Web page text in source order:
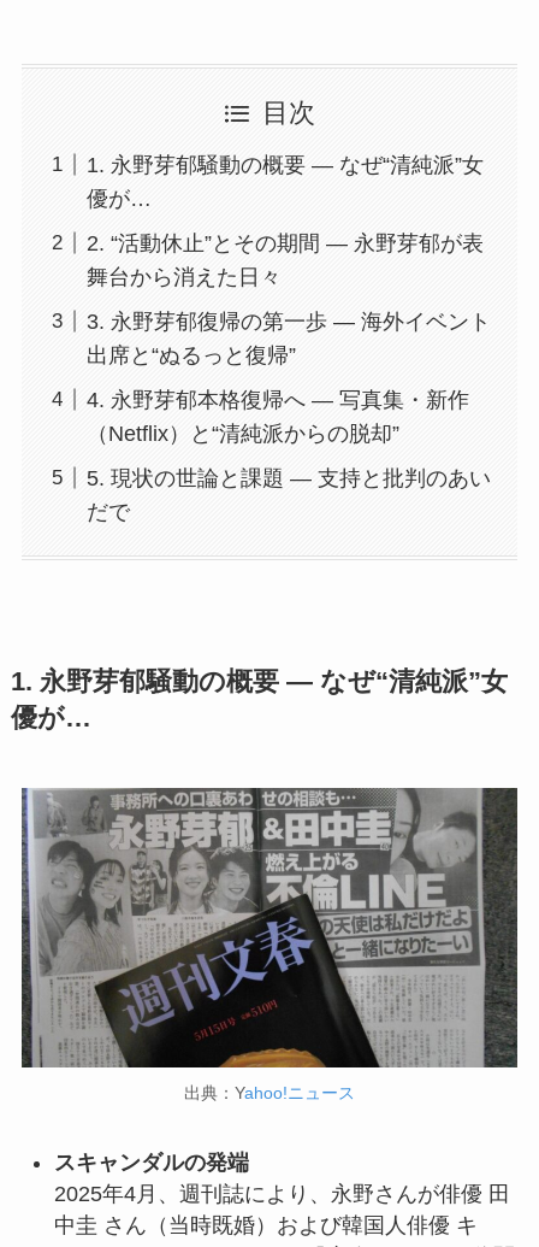
目次
1. 永野芽郁騒動の概要 ― なぜ“清純派”女
優が…
2. “活動休止”とその期間 ― 永野芽郁が表
舞台から消えた日々
3. 永野芽郁復帰の第一歩 ― 海外イベント
出席と“ぬるっと復帰”
4. 永野芽郁本格復帰へ ― 写真集・新作
（Netflix）と“清純派からの脱却”
5. 現状の世論と課題 ― 支持と批判のあい
だで
1. 永野芽郁騒動の概要 ― なぜ“清純派”女
優が…
出典：Yahoo!ニュース
スキャンダルの発端
2025年4月、週刊誌により、永野さんが俳優 田
中圭 さん（当時既婚）および韓国人俳優 キ